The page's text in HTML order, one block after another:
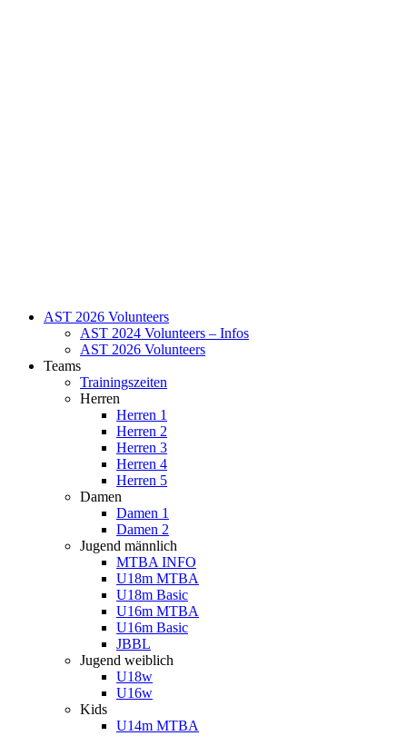
AST 2026 Volunteers
AST 2024 Volunteers – Infos
AST 2026 Volunteers
Teams
Trainingszeiten
Herren
Herren 1
Herren 2
Herren 3
Herren 4
Herren 5
Damen
Damen 1
Damen 2
Jugend männlich
MTBA INFO
U18m MTBA
U18m Basic
U16m MTBA
U16m Basic
JBBL
Jugend weiblich
U18w
U16w
Kids
U14m MTBA